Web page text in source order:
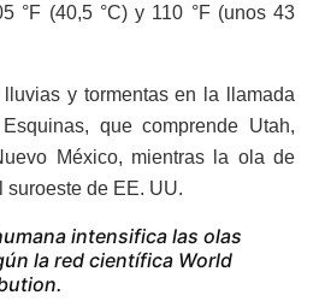
°F (40,5 °C) y 110 °F (unos 43
y tormentas en la llamada
que comprende Utah,
México, mientras la ola de
suroeste de EE. UU.
intensifica las olas
la red científica World